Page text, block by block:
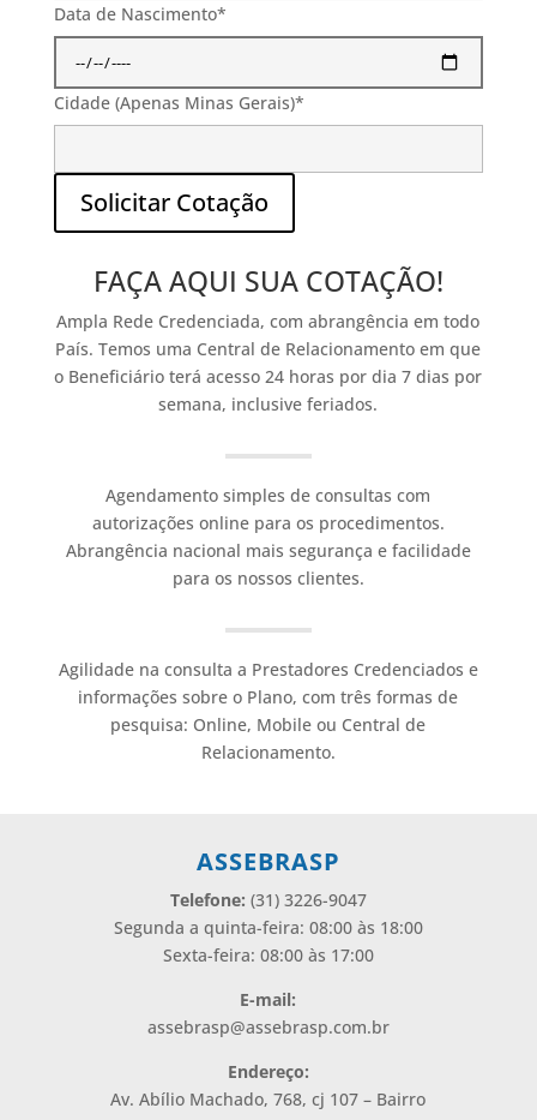
Data de Nascimento*
Cidade (Apenas Minas Gerais)*
Solicitar Cotação
FAÇA AQUI SUA COTAÇÃO!
Ampla Rede Credenciada, com abrangência em todo
País. Temos uma Central de Relacionamento em que
o Beneficiário terá acesso 24 horas por dia 7 dias por
semana, inclusive feriados.
Agendamento simples de consultas com
autorizações online para os procedimentos.
Abrangência nacional mais segurança e facilidade
para os nossos clientes.
Agilidade na consulta a Prestadores Credenciados e
informações sobre o Plano, com três formas de
pesquisa: Online, Mobile ou Central de
Relacionamento.
ASSEBRASP
Telefone: (31) 3226-9047
Segunda a quinta-feira: 08:00 às 18:00
Sexta-feira: 08:00 às 17:00
E-mail:
assebrasp@assebrasp.com.br
Endereço:
Av. Abílio Machado, 768, cj 107 – Bairro